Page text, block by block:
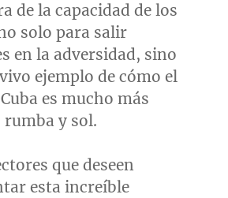
de la capacidad de los
solo para salir
en la adversidad, sino
ejemplo de cómo el
Cuba es mucho más
rumba y sol.
que deseen
esta increíble